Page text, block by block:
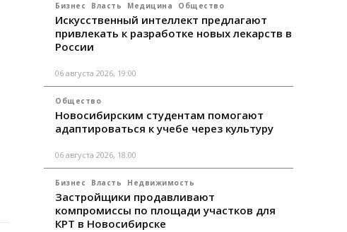
Бизнес Власть Медицина Общество
Искусственный интеллект предлагают
привлекать к разработке новых лекарств в
России
06 августа 2026, 19:00
Общество
Новосибирским студентам помогают
адаптироваться к учебе через культуру
06 августа 2026, 18:00
Бизнес Власть Недвижимость
Застройщики продавливают
компромиссы по площади участков для
КРТ в Новосибирске